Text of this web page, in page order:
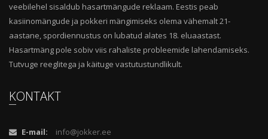
veebilehel sisaldub hasartmängude reklaam. Eestis peab
kasiinomängude ja pokkeri mängimiseks olema vähemalt 21-
aastane, spordiennustus on lubatud alates 18. eluaastast.
Hasartmäng pole sobiv viis rahaliste probleemide lahendamiseks.
Tutvuge reeglitega ja käituge vastutustundlikult.
KONTAKT
E-mail: info@jokker.ee